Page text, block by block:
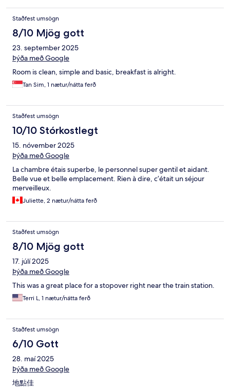
Staðfest umsögn
8/10 Mjög gott
23. september 2025
Þýða með Google
Room is clean, simple and basic, breakfast is alright.
Tan Sim, 1 nætur/nátta ferð
Staðfest umsögn
10/10 Stórkostlegt
15. nóvember 2025
Þýða með Google
La chambre étais superbe, le personnel super gentil et aidant.
Belle vue et belle emplacement. Rien à dire, c’était un séjour
merveilleux.
Juliette, 2 nætur/nátta ferð
Staðfest umsögn
8/10 Mjög gott
17. júlí 2025
Þýða með Google
This was a great place for a stopover right near the train station.
Terri L, 1 nætur/nátta ferð
Staðfest umsögn
6/10 Gott
28. maí 2025
Þýða með Google
地點佳